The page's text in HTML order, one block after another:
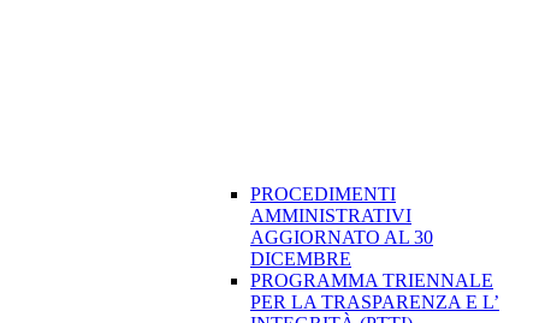
PROCEDIMENTI
AMMINISTRATIVI
AGGIORNATO AL 30
DICEMBRE
PROGRAMMA TRIENNALE
PER LA TRASPARENZA E L’